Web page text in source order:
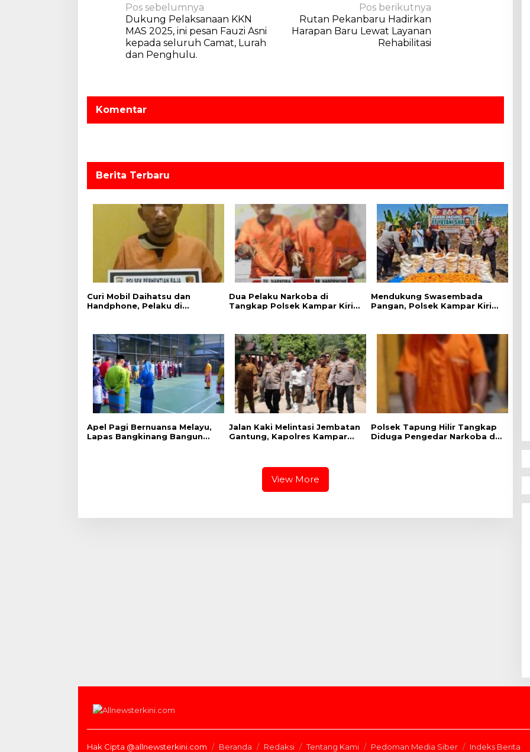
N
a
v
i
a
s
i
o
s
Pos sebelumnya
Dukung Pelaksanaan KKN
MAS 2025, ini pesan Fauzi Asni
kepada seluruh Camat, Lurah
dan Penghulu.
Pos berikutnya
Rutan Pekanbaru Hadirkan
Harapan Baru Lewat Layanan
Rehabilitasi
Komentar
Berita Terbaru
Curi Mobil Daihatsu dan
Handphone, Pelaku di
Dua Pelaku Narkoba di
Tangkap Polsek Kampar Kiri,
Mendukung Swasembada
Pangan, Polsek Kampar Kiri
Apel Pagi Bernuansa Melayu,
Lapas Bangkinang Bangun
Jalan Kaki Melintasi Jembatan
Gantung, Kapolres Kampar
Polsek Tapung Hilir Tangkap
Diduga Pengedar Narkoba di
View More
Hak Cipta @allnewsterkini.com Beranda Redaksi Tentang Kami Pedoman Media Siber Indeks Berita